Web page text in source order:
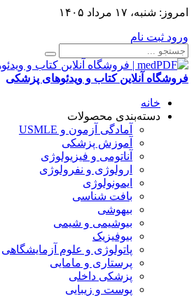
امروز: شنبه، ۱۷ مرداد ۱۴۰۵
ورود ثبت نام
فروشگاه آنلاین کتاب و ویدئوهای پزشکی
خانه
دسته‌بندی محصولات
آمادگی آزمون و USMLE
آموزش پزشکی
آناتومی و فیزیولوژی
ارولوژی و نفرولوژی
ایمونولوژی
بافت شناسی
بیهوشی
بیوشیمی و شیمی
بیوفیزیک
پاتولوژی و علوم آزمایشگاهی
پرستاری و مامایی
پزشکی داخلی
پوست و زیبایی